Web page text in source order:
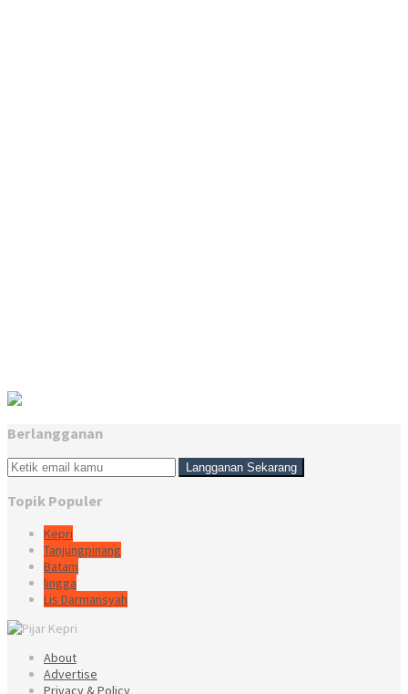
Berlangganan
Topik Populer
Kepri
Tanjungpinang
Batam
lingga
Lis Darmansyah
About
Advertise
Privacy & Policy